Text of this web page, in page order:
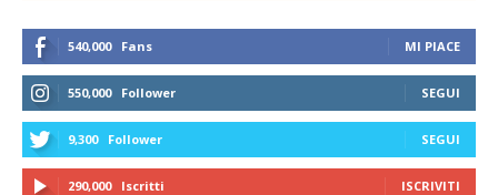
540,000 Fans MI PIACE
550,000 Follower SEGUI
9,300 Follower SEGUI
290,000 Iscritti ISCRIVITI